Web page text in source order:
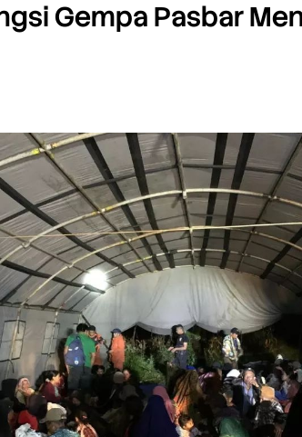
Gempa Pasbar